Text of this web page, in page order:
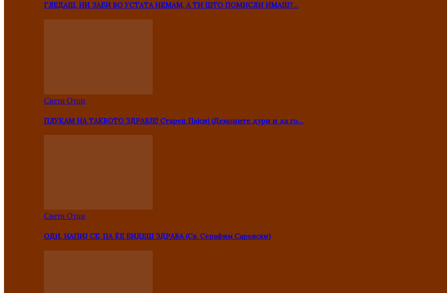
ГЛЕДАШ, НИ ЗАБИ ВО УСТАТА НЕМАМ, А ТИ ШТО ПОМИСЛИ ИМАШ?…
Свети Отци
ПЛУКАМ НА ТАКВОТО ЗДРАВЈЕ! Старец Пајсиј (Демоните дури и да го…
Свети Отци
ОДИ, НАПИЈ СЕ, ПА ЌЕ БИДЕШ ЗДРАВА (Св. Серафим Саровски)